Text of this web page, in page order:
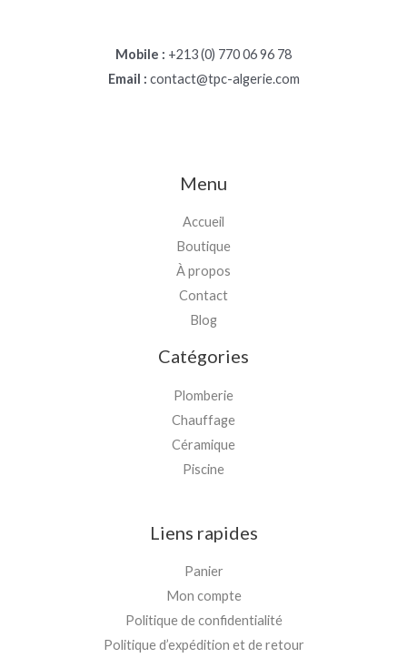
Mobile : +213 (0) 770 06 96 78
Email : contact@tpc-algerie.com
Menu
Accueil
Boutique
À propos
Contact
Blog
Catégories
Plomberie
Chauffage
Céramique
Piscine
Liens rapides
Panier
Mon compte
Politique de confidentialité
Politique d’expédition et de retour